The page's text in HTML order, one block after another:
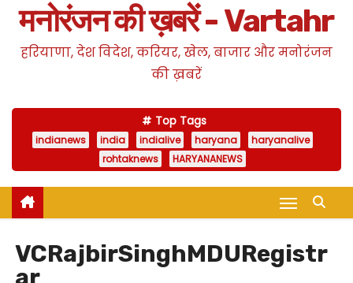
मनोरंजन की ख़बरें - Vartahr
हरियाणा, देश विदेश, करियर, खेल, बाजार और मनोरंजन
की ख़बरें
Top Tags
indianews india indialive haryana
haryanalive
rohtaknews
HARYANANEWS
VCRajbirSinghMDURegistr